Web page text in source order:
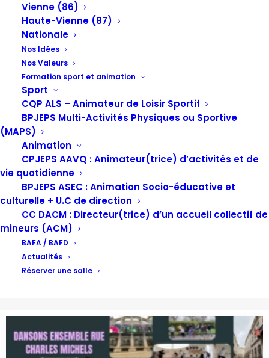
Vienne (86)
Haute-Vienne (87)
Nationale
Nos Idées
Nos Valeurs
Formation sport et animation
Sport
CQP ALS – Animateur de Loisir Sportif
BPJEPS Multi-Activités Physiques ou Sportive
(MAPS)
Animation
CPJEPS AAVQ : Animateur(trice) d’activités et de
vie quotidienne
BPJEPS ASEC : Animation Socio-éducative et
culturelle + U.C de direction
CC DACM : Directeur(trice) d’un accueil collectif de
mineurs (ACM)
BAFA / BAFD
Actualités
Réserver une salle
Culture Danse